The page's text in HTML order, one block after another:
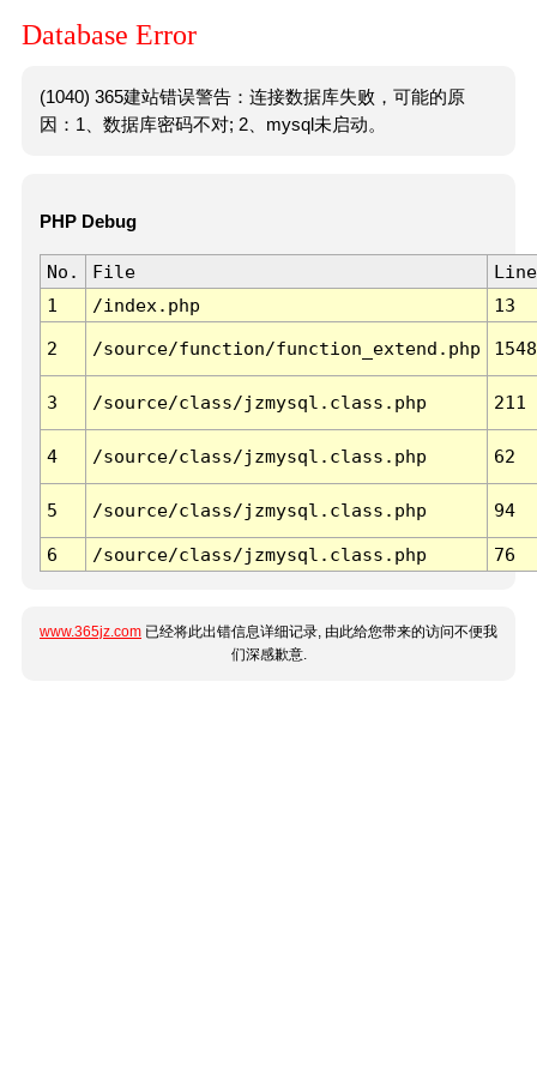
Database Error
(1040) 365建站错误警告：连接数据库失败，可能的原
因：1、数据库密码不对; 2、mysql未启动。
PHP Debug
No. File
Line
1
/index.php 13
2 /source/function/function_extend.php 1548
3 /source/class/jzmysql.class.php 211
4 /source/class/jzmysql.class.php 62
5 /source/class/jzmysql.class.php 94
6 /source/class/jzmysql.class.php 76
www.365jz.com 已经将此出错信息详细记录, 由此给您带来的访问不便我
们深感歉意.